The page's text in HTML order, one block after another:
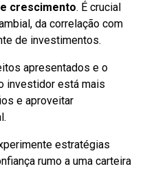
crescimento. É crucial
da correlação com
de investimentos.
apresentados e o
investidor está mais
e aproveitar
estratégias
rumo a uma carteira